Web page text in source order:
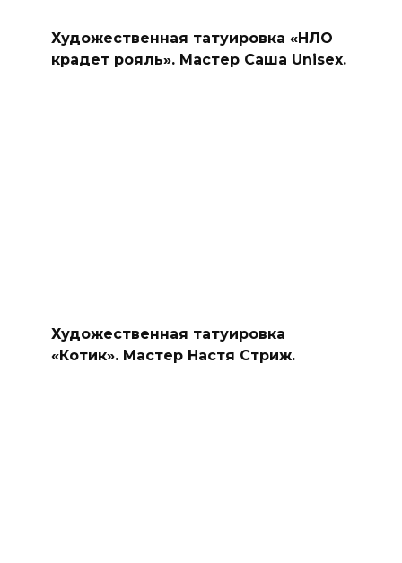
Художественная татуировка «НЛО
крадет рояль». Мастер Саша Unisex.
Художественная татуировка
«Котик». Мастер Настя Стриж.